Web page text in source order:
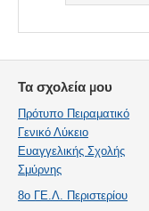
Τα σχολεία μου
Πρότυπο Πειραματικό
Γενικό Λύκειο
Ευαγγελικής Σχολής
Σμύρνης
8ο ΓΕ.Λ. Περιστερίου